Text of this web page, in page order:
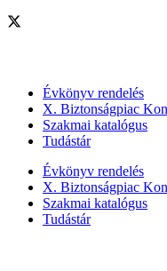
Évkönyv rendelés
X. Biztonságpiac
Szakmai katalógus
Tudástár
Évkönyv rendelés
X. Biztonságpiac
Szakmai katalógus
Tudástár